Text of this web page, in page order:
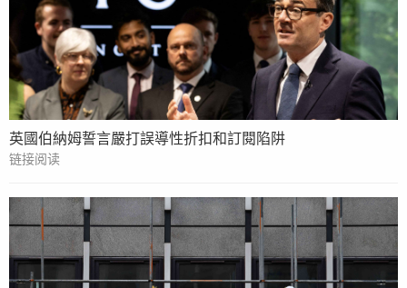
英國伯納姆誓言嚴打誤導性折扣和訂閱陷阱
链接阅读